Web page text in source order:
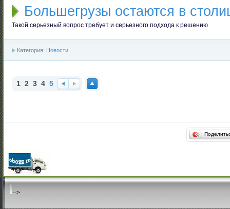
Большегрузы остаются в
Такой серьезный вопрос требует и серьезного подхода к решению
Категория: Новости
1 2 3 4 5
-->